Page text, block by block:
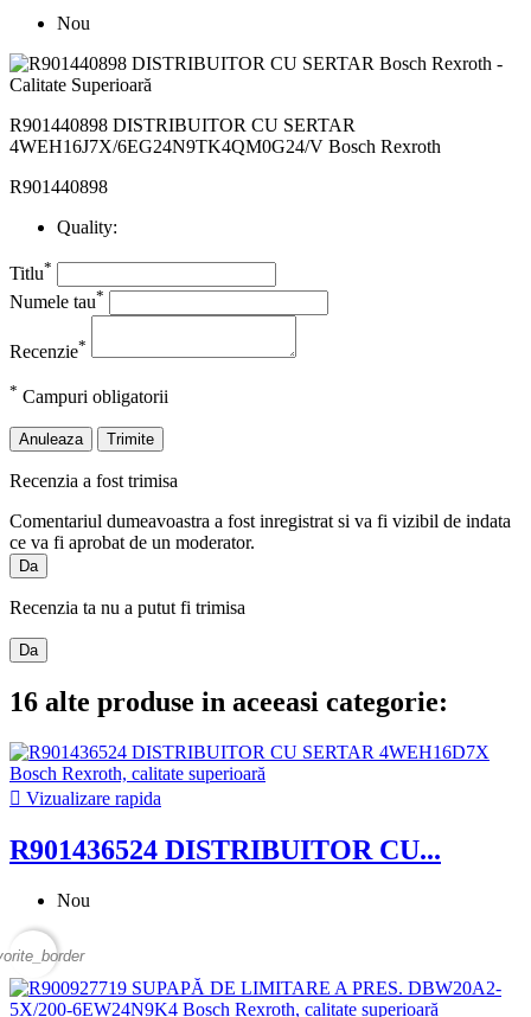
Nou
R901440898 DISTRIBUITOR CU SERTAR
4WEH16J7X/6EG24N9TK4QM0G24/V Bosch Rexroth
R901440898
Quality:
Titlu*
Numele tau*
Recenzie*
* Campuri obligatorii
Anuleaza Trimite
Recenzia a fost trimisa
Comentariul dumeavoastra a fost inregistrat si va fi vizibil de indata
ce va fi aprobat de un moderator.
Da
Recenzia ta nu a putut fi trimisa
Da
16 alte produse in aceeasi categorie:
 Vizualizare rapida
R901436524 DISTRIBUITOR CU...
Nou